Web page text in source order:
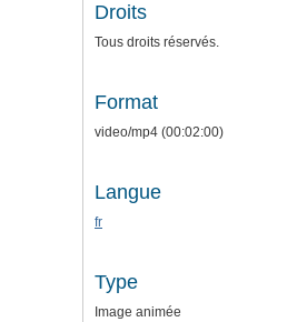
Droits
Tous droits réservés.
Format
video/mp4 (00:02:00)
Langue
fr
Type
Image animée